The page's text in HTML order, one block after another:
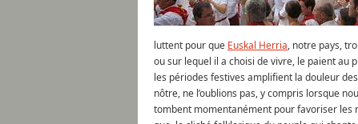
luttent pour que Euskal Herria, notre pays,
ou sur lequel il a choisi de vivre, le paient au
les périodes festives amplifient la douleur
nôtre, ne l’oublions pas, y compris lorsque
tombent momentanément pour favoriser les